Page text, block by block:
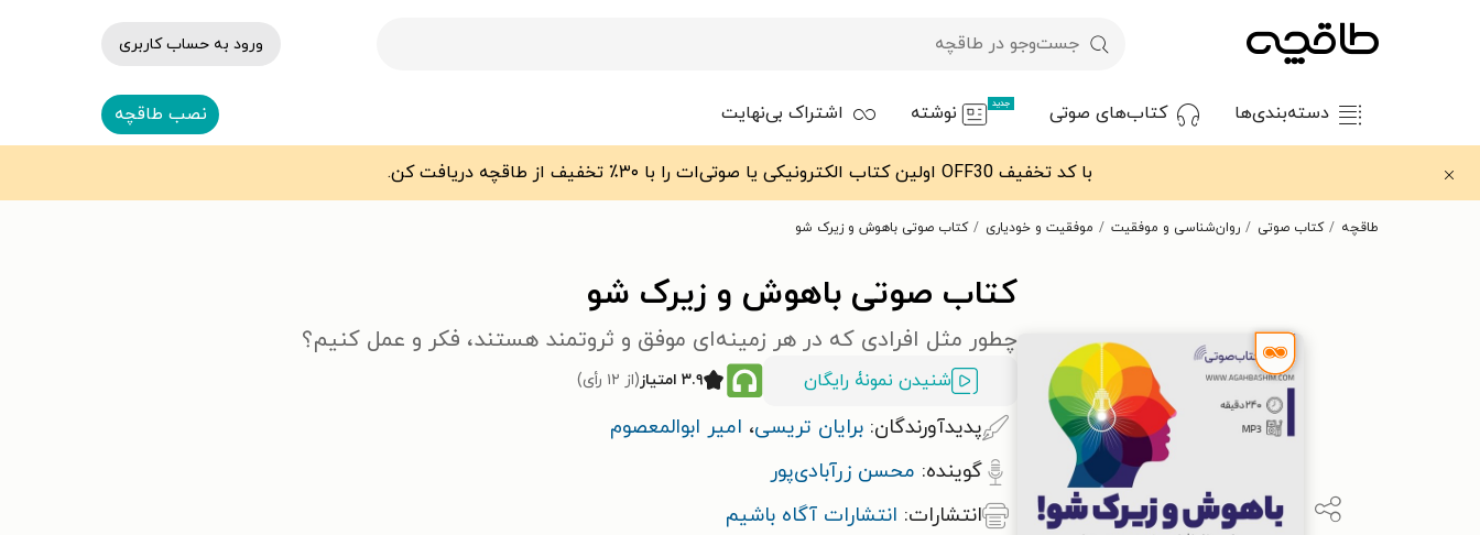
ورود به حساب کاربری
دسته‌بندی‌ها کتاب‌های صوتی جدید نوشته اشتراک بی‌نهایت نصب طاقچه
با کد تخفیف OFF30 اولین کتاب الکترونیکی یا صوتی‌ات را با ۳۰٪ تخفیف از طاقچه دریافت کن.
طاقچه کتاب صوتی روان‌شناسی و موفقیت موفقیت و خودیاری کتاب صوتی باهوش و زیرک شو
کتاب صوتی باهوش و زیرک شو
چطور مثل افرادی که در هر زمینه‌ای موفق و ثروتمند هستند، فکر و عمل کنیم؟
شنیدن نمونۀ رایگان ۳.۹ امتیاز (از ۱۲ رأی)
پدیدآورندگان: برایان تریسی، امیر ابوالمعصوم
گوینده: محسن زرآبادی‌پور
انتشارات: انتشارات آگاه باشیم